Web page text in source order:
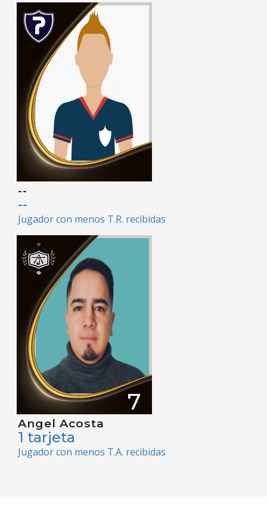
--
--
Jugador con menos T.R. recibidas
7
Angel Acosta
1 tarjeta
Jugador con menos T.A. recibidas